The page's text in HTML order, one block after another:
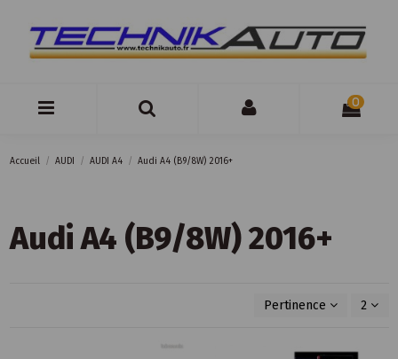
0
Accueil AUDI AUDI A4 Audi A4 (B9/8W) 2016+
Audi A4 (B9/8W) 2016+
Pertinence 2